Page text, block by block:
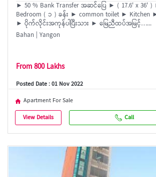
► 50 % Bank Transfer အဆင်ပြေ ► ( 17.6' x 36' )
Bedroom ( ၁ ) ခန်း ► common toilet ► Kitchen
► ပိုက်လိုင်းအကုန်ပါပြီးသား ► မြေညီထပ်အမြင့်…...
Bahan | Yangon
From 800 Lakhs
Posted Date : 01 Nov 2022
Apartment For Sale
View Details
Call